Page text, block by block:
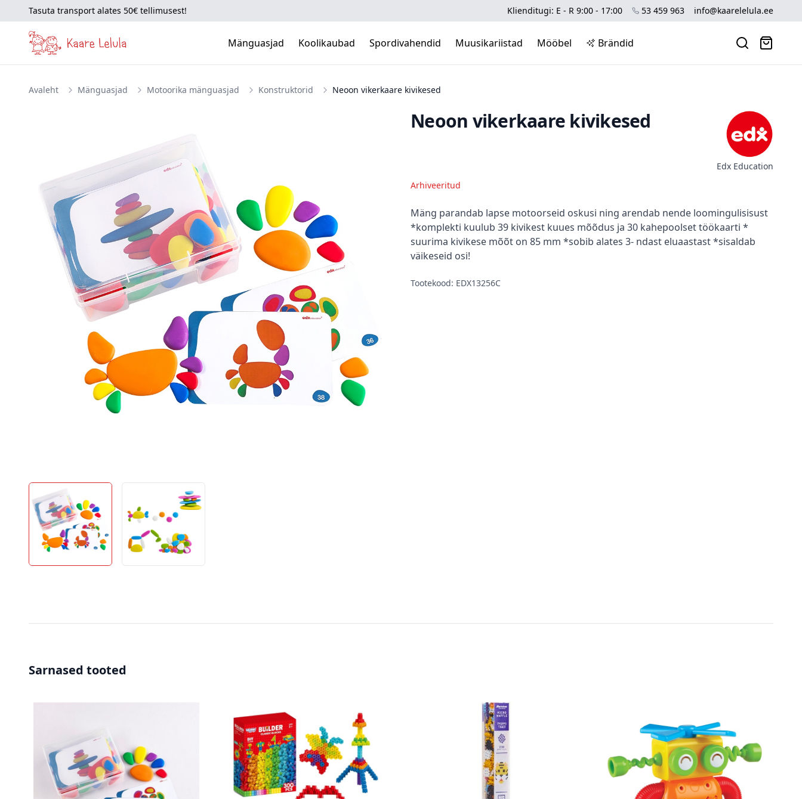
Tasuta transport alates 50€ tellimusest! Klienditugi: E - R 9:00 - 17:00 53 459 963 info@kaarelelula.ee
Mänguasjad Koolikaubad Spordivahendid Muusikariistad Mööbel Brändid
Avaleht Mänguasjad Motoorika mänguasjad Konstruktorid Neoon vikerkaare kivikesed
Neoon vikerkaare kivikesed
Edx Education
Arhiveeritud
Kirjeldus
Mäng parandab lapse motoorseid oskusi ning arendab nende loomingulisisust
*komplekti kuulub 39 kivikest kuues mõõdus ja 30 kahepoolset töökaarti *
suurima kivikese mõõt on 85 mm *sobib alates 3- ndast eluaastast *sisaldab
väikeseid osi!
Tootekood: EDX13256C
Sarnased tooted